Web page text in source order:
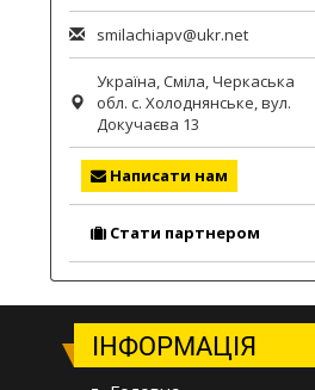
smilachiapv@ukr.net
Україна,Сміла,Черкаська
обл. с. Холоднянське, вул.
Докучаєва 13
Написати нам
Стати партнером
ІНФОРМАЦІЯ